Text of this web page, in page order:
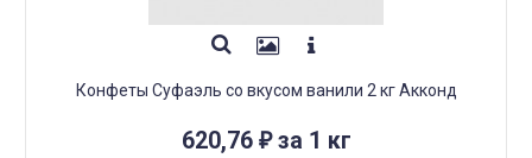
Конфеты Суфаэль со вкусом ванили 2 кг Акконд
620,76 ₽за 1 кг